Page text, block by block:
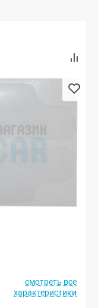
смотреть все
характеристики